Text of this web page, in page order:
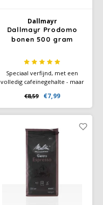
Dallmayr
Dallmayr Prodomo
bonen 500 gram
Speciaal verfijnd, met een
volledig cafeïnegehalte - maar
bittere stoffen. 100% Arabica
koffie.
€8,59 €7,99